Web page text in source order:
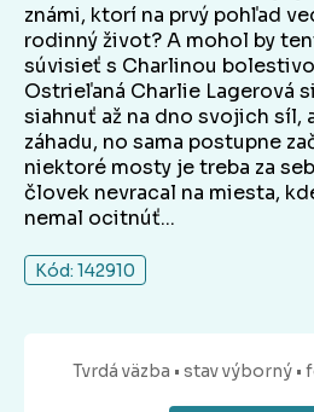
známi, ktorí na prvý pohľad
rodinný život? A mohol by
súvisieť s Charlinou
Ostrieľaná Charlie Lagerová
siahnuť až na dno svojich síl,
záhadu, no sama postupne
niektoré mosty je treba za
človek nevracal na miesta,
nemal ocitnúť...
Kód: 142910
Tvrdá väzba • stav výborný •